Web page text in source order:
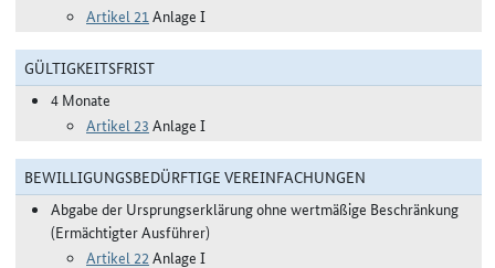
Artikel 21Anlage I
GÜLTIGKEITSFRIST
4 Monate
Artikel 23 Anlage I
BEWILLIGUNGSBEDÜRFTIGE VEREINFACHUNGEN
Abgabe der Ursprungserklärung ohne wertmäßige Beschränkung
(Ermächtigter Ausführer)
Artikel 22 Anlage I